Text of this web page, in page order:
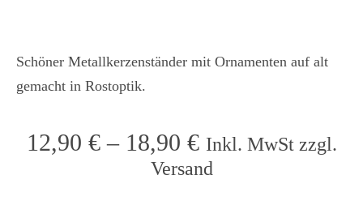
Schöner Metallkerzenständer mit Ornamenten auf alt
gemacht in Rostoptik.
12,90 €– 18,90 € Inkl. MwSt zzgl.
Versand